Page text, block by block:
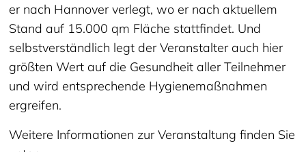
er nach Hannover verlegt, wo er nach aktuellem
Stand auf 15.000 qm Fläche stattfindet. Und
selbstverständlich legt der Veranstalter auch hier
größten Wert auf die Gesundheit aller Teilnehmer
und wird entsprechende Hygienemaßnahmen
ergreifen.
Weitere Informationen zur Veranstaltung finden Sie